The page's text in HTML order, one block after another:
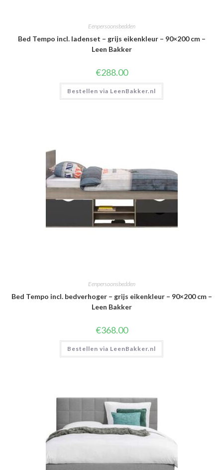
Eenpersoonsbedden
Bed Tempo incl. ladenset – grijs eikenkleur – 90×200 cm –
Leen Bakker
€288.00
Bestellen via LeenBakker.nl
Eenpersoonsbedden
Bed Tempo incl. bedverhoger – grijs eikenkleur – 90×200 cm –
Leen Bakker
€368.00
Bestellen via LeenBakker.nl